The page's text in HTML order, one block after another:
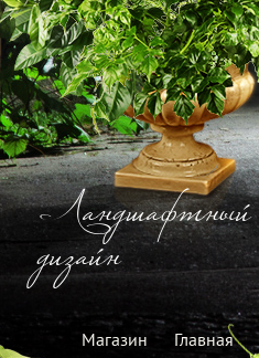
Ландшафтный
дизайн
Магазин Главная